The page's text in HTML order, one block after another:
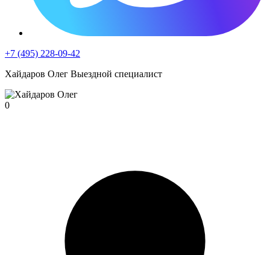
+7 (495) 228-09-42
Хайдаров Олег Выездной специалист
0